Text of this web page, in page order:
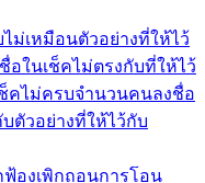
ไม่เหมือนตัวอย่างที่ให้ไว้
อในเช็คไม่ตรงกับที่ให้ไว้
คไม่ครบจำนวนคนลงชื่อ
ตัวอย่างที่ให้ไว้กับ
องเพิกถอนการโอน